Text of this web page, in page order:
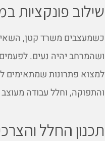
שילוב פונקציות
כשמעצבים משרד קטן,
ושהמרחב יהיה נעים.
למצוא פתרונות שמתאימים
והתפוקה, וחלל עבודה
תכנון החלל